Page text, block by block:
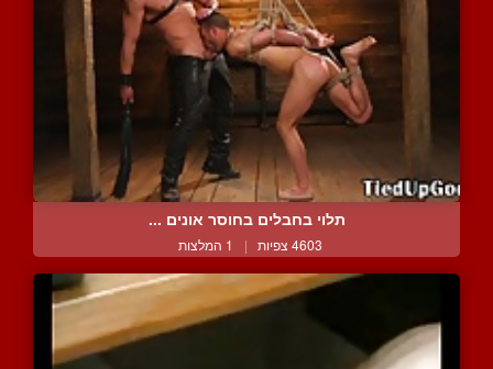
תלוי בחבלים בחוסר אונים ...
4603 צפיות | 1 המלצות